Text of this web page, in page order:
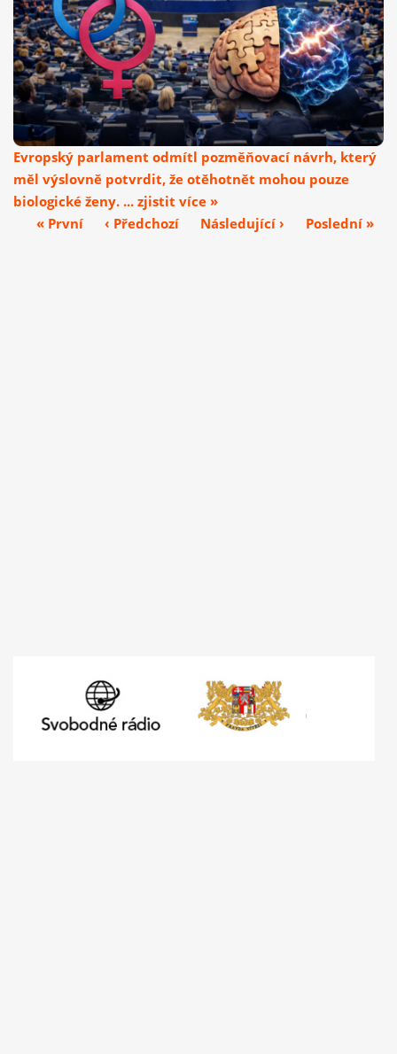
Evropský parlament odmítl pozměňovací návrh, který
měl výslovně potvrdit, že otěhotnět mohou pouze
biologické ženy. ... zjistit více »
« První
‹ Předchozí Následující › Poslední »